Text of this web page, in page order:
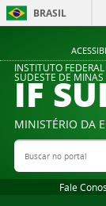
BRASIL
INSTITUTO
SUDESTE DE MINAS
IF
MINISTÉRIO DA
Buscar no portal
Fale